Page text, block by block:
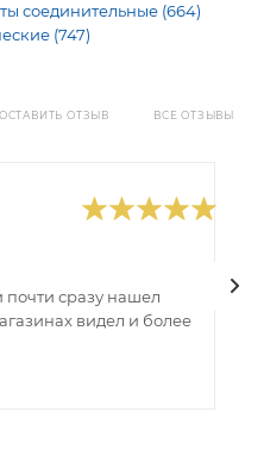
соединительные (664)
(747)
ВСЕ ОТЗЫВЫ
ОСТАВИТЬ ОТЗЫВ
сразу нашел
видел и более